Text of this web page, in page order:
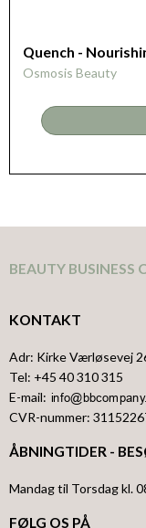
Quench -
Osmosis Beauty
BEAUTY BUSINESS
KONTAKT
Adr: Kirke Værløsevej
Tel: +45 40 310 315
E-mail:
CVR-nummer:
ÅBNINGTIDER -
Mandag til Torsdag kl.
FØLG OS PÅ